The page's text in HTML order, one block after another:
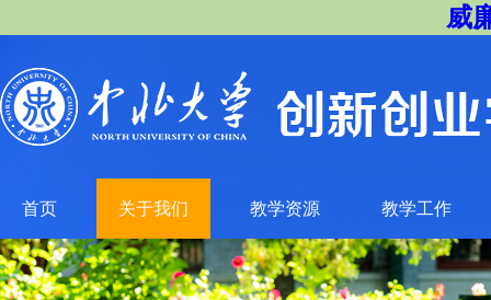
威
首页 关于我们 教学资源 教学工作